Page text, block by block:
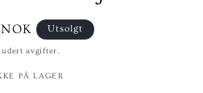
Utsolgt
avgifter.
PÅ LAGER